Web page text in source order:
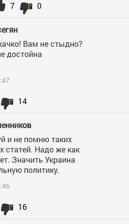
0
7
Вам не стыдно?
достойна
14
и не помню таких
статей. Надо же как
Значить Украина
политику.
16